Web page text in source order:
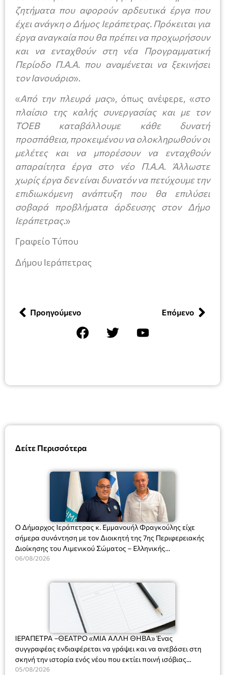
Δείτε Περισσότερα
Ο Δήμαρχος Ιεράπετρας κ. Εμμανουήλ Φραγκούλης είχε
σήμερα συνάντηση με τον Διοικητή της 7ης Περιφερειακής
Διοίκησης του Λιμενικού Σώματος – Ελληνικής
Ακτοφυλακής (Λ.Σ.-ΕΛ.ΑΚΤ.), Αρχιπλοίαρχο Λ.Σ. κ. Ιωάννη
06/08/2026
ΙΕΡΑΠΕΤΡΑ –ΘΕΑΤΡΟ «ΜΙΑ ΑΛΛΗ ΘΗΒΑ» Ένας
συγγραφέας ενδιαφέρεται να γράψει και να ανεβάσει στη
σκηνή την ιστορία ενός νέου που εκτίει ποινή ισόβιας
κάθειρξης για πατροκτονία. Ένα πολυβραβευμένο έργο για
05/08/2026
ζητήματα που αφορούν αρδευτικά έργα που
έχει ανάγκη ο Δήμος Ιεράπετρας. Πρόκειται για
έργα αναγκαία που θα πρέπει να προχωρήσουν
και να ενταχθούν στη νέα Προγραμματική
Περίοδο Π.Α.Α. που αναμένεται να ξεκινήσει
τον Ιανουάριο».
«Από την πλευρά μας», όπως ανέφερε, «στο
πλαίσιο της καλής συνεργασίας και με τον
ΤΟΕΒ καταβάλλουμε κάθε δυνατή
προσπάθεια, προκειμένου να ολοκληρωθούν οι
μελέτες και να μπορέσουν να ενταχθούν
απαραίτητα έργα στο νέο Π.Α.Α. Άλλωστε
χωρίς έργα δεν είναι δυνατόν να πετύχουμε την
επιδιωκόμενη ανάπτυξη που θα επιλύσει
σοβαρά προβλήματα άρδευσης στον Δήμο
Ιεράπετρας.»
Γραφείο Τύπου
Δήμου Ιεράπετρας
Προηγούμενο Επόμενο